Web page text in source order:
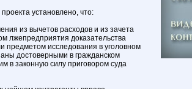
установлено, что:
из вычетов расходов и из зачета
лжепредприятия доказательства
предметом исследования в уголовном
достоверными в гражданском
в законную силу приговором суда